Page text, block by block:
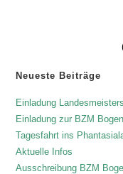
Neueste Beiträge
Einladung
Einladung zur BZM
Tagesfahrt ins
Aktuelle Infos
Ausschreibung BZM